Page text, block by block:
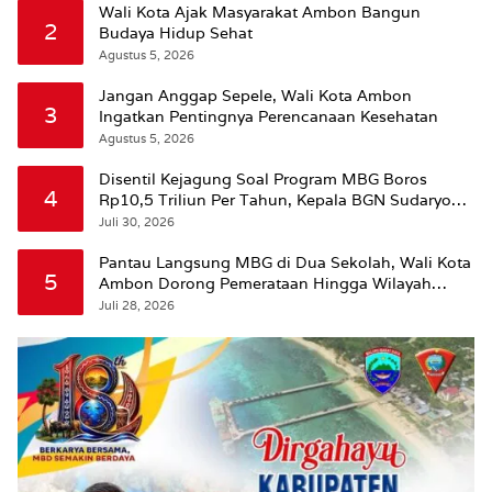
2
Wali Kota Ajak Masyarakat Ambon Bangun
Budaya Hidup Sehat
Agustus 5, 2026
3
Jangan Anggap Sepele, Wali Kota Ambon
Ingatkan Pentingnya Perencanaan Kesehatan
Agustus 5, 2026
4
Disentil Kejagung Soal Program MBG Boros
Rp10,5 Triliun Per Tahun, Kepala BGN Sudaryono
Beri Penjelasan
Juli 30, 2026
5
Pantau Langsung MBG di Dua Sekolah, Wali Kota
Ambon Dorong Pemerataan Hingga Wilayah
Leitimur Selatan
Juli 28, 2026